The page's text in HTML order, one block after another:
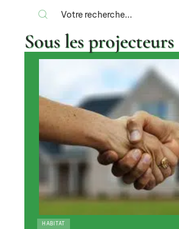
Sous les projecteurs
HABITAT